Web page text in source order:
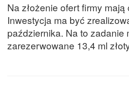
Na złożenie ofert firmy
Inwestycja ma być
października. Na to zadanie
zarezerwowane 13,4 ml